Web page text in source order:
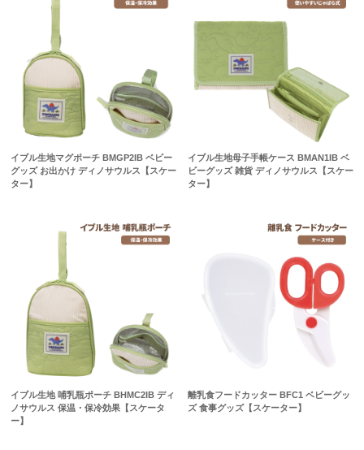
イブル生地マグポーチ BMGP2IB ベビー
グッズ お出かけ ディノサウルス【スケー
ター】
イブル生地母子手帳ケース BMAN1IB ベ
ビーグッズ 雑貨 ディノサウルス【スケー
ター】
イブル生地 哺乳瓶ポーチ BHMC2IB ディ
ノサウルス 保温・保冷効果【スケータ
ー】
離乳食フードカッター BFC1 ベビーグッ
ズ 食事グッズ【スケーター】